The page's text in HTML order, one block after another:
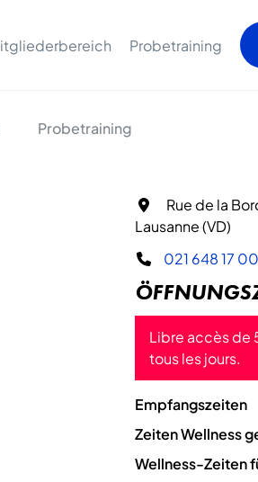
Probetraining
Probetraining
Rue de la
Lausanne (VD)
021 648 17 00
Libre accès de
tous les jours.
Empfangszeiten
Zeiten Wellness
Wellness-Zeiten